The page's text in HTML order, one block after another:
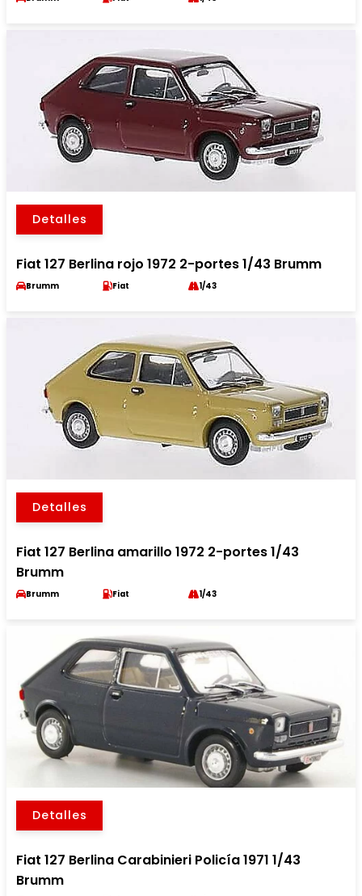
Detalles
Fiat 127 Berlina rojo 1972 2-portes 1/43 Brumm
Brumm Fiat 1/43
Detalles
Fiat 127 Berlina amarillo 1972 2-portes 1/43
Brumm
Brumm Fiat 1/43
Detalles
Fiat 127 Berlina Carabinieri Policía 1971 1/43
Brumm